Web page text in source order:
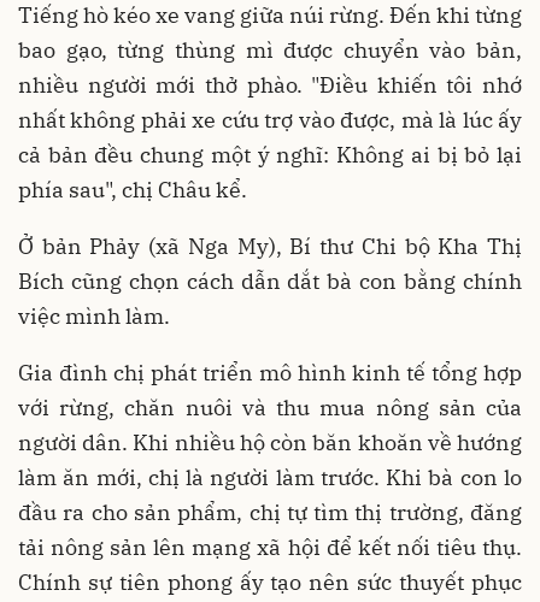
Tiếng hò kéo xe vang giữa núi rừng. Đến khi từng
bao gạo, từng thùng mì được chuyển vào bản,
nhiều người mới thở phào. "Điều khiến tôi nhớ
nhất không phải xe cứu trợ vào được, mà là lúc ấy
cả bản đều chung một ý nghĩ: Không ai bị bỏ lại
phía sau", chị Châu kể.
Ở bản Phảy (xã Nga My), Bí thư Chi bộ Kha Thị
Bích cũng chọn cách dẫn dắt bà con bằng chính
việc mình làm.
Gia đình chị phát triển mô hình kinh tế tổng hợp
với rừng, chăn nuôi và thu mua nông sản của
người dân. Khi nhiều hộ còn băn khoăn về hướng
làm ăn mới, chị là người làm trước. Khi bà con lo
đầu ra cho sản phẩm, chị tự tìm thị trường, đăng
tải nông sản lên mạng xã hội để kết nối tiêu thụ.
Chính sự tiên phong ấy tạo nên sức thuyết phục